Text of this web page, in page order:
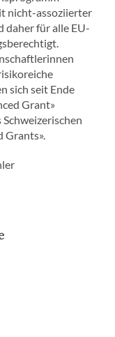
nicht-assoziierter
daher für alle EU-
sich seit Ende
Grant»
Grants».